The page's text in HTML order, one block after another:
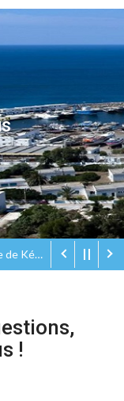
Jul/03 : Festival Olympique des Jeux de Plage de Kélibia Olympic Eco Beach Games
!